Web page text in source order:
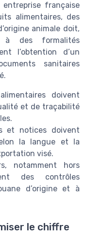
française
alimentaires, des
animale doit,
à des formalités
l’obtention d’un
sanitaires
doivent
et de traçabilité
et notices doivent
la langue et la
visé.
notamment hors
des contrôles
d’origine et à
le chiffre